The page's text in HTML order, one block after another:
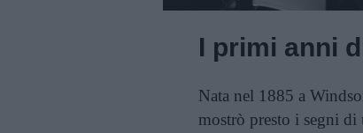
I primi anni
Nata nel 1885 a
mostrò presto i segni di